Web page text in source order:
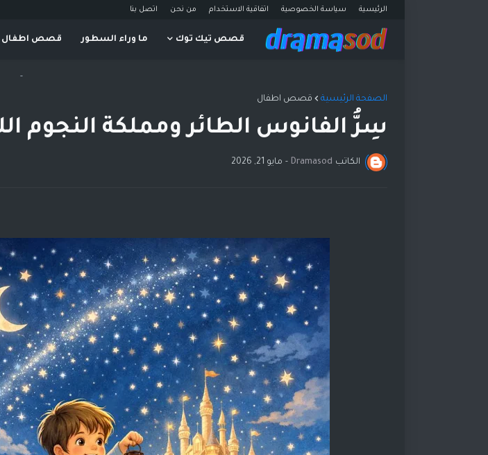
الرئيسية سياسة الخصوصية اتفاقية الاستخدام من نحن اتصل بنا
قصص تيك توك ما وراء السطور قصص اطفال
-
الصفحة الرئيسية قصص اطفال
سِرُّ الفانوس الطائر ومملكة النجوم
الكاتب Dramasod
- مايو 21, 2026